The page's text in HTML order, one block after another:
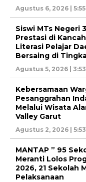
Agustus 6, 2026 |
Siswi MTs Negeri
Prestasi di
Literasi Pelajar
Bersaing di
Agustus 5, 2026 |
Kebersamaan
Pesanggrahan
Melalui Wisata
Valley Garut
Agustus 2, 2026 |
MANTAP ” 95
Meranti Lolos
2026, 21 Sekolah
Pelaksanaan